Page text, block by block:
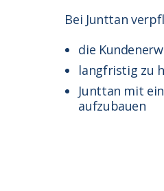
Bei Junttan
die
langfristig zu
Junttan mit
aufzubauen